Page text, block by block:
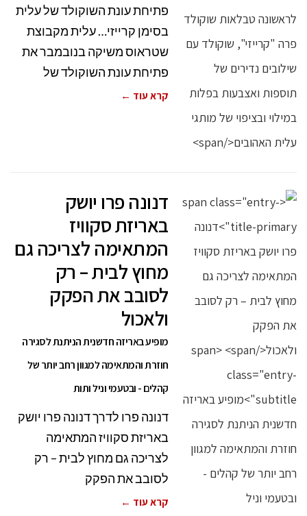
פתיחת עונת השוקולד של עלית
בסימן קרייזי… עלית מקבוצת
שטראוס משיקה בנובמבר את
פתיחת עונת השוקולד של
קרא עוד ←
דנונה פרו יושק
באריזת סקוויז
המתאימה לצריכה גם
מחוץ לבית – רק
לסובב את הפקק
ולאכול
מופיע באריזה חדשנית הניתנת לסגירה
חוזרת והמתאימה למגוון רחב יותר של
קהלים - ובטעמי וניל ותות
דנונה פרו לדרך דנונה פרו יושק
באריזת סקוויז המתאימה
לצריכה גם מחוץ לבית – רק
לסובב את הפקק
קרא עוד ←